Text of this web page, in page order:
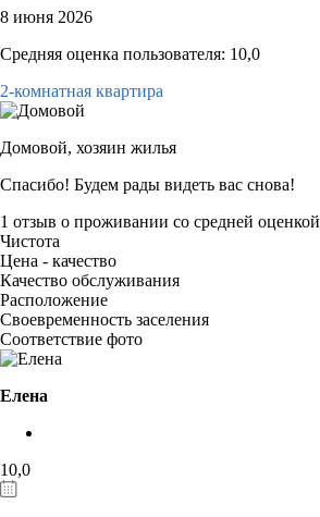
8 июня 2026
Средняя оценка пользователя: 10,0
2-комнатная квартира
Домовой, хозяин жилья
Спасибо! Будем рады видеть вас снова!
1 отзыв о проживании со средней оценкой
Чистота
Цена - качество
Качество обслуживания
Расположение
Своевременность заселения
Соответствие фото
Елена
10,0